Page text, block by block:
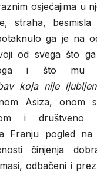
osjećajima u
straha,
ga je na
od svega što
i što mu
koja nije
Asiza, onom
i društveno
Franju pogled na
činjenja
odbačeni i